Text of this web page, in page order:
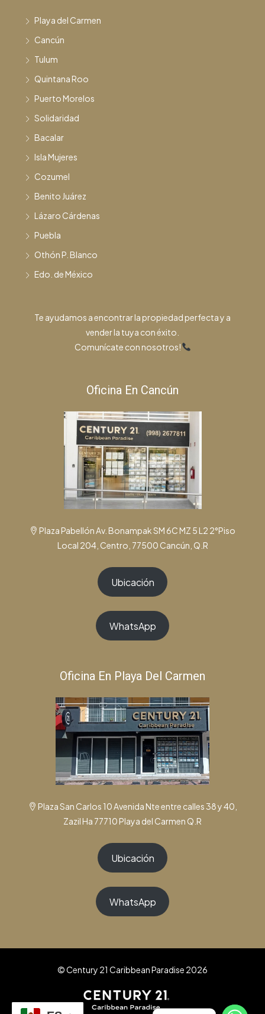
Playa del Carmen
Cancún
Tulum
Quintana Roo
Puerto Morelos
Solidaridad
Bacalar
Isla Mujeres
Cozumel
Benito Juárez
Lázaro Cárdenas
Puebla
Othón P. Blanco
Edo. de México
Te ayudamos a encontrar la propiedad perfecta y a
vender la tuya con éxito.
Comunícate con nosotros!
Oficina En Cancún
Plaza Pabellón Av. Bonampak SM 6C MZ 5 L2 2°Piso
Local 204, Centro, 77500 Cancún, Q.R
Ubicación
WhatsApp
Oficina En Playa Del Carmen
Plaza San Carlos 10 Avenida Nte entre calles 38 y 40,
Zazil Ha 77710 Playa del Carmen Q.R
Ubicación
WhatsApp
© Century 21 Caribbean Paradise 2026